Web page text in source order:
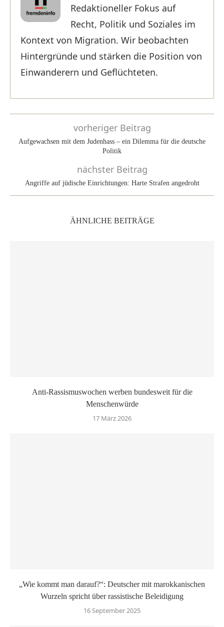
Redaktioneller Fokus auf
Recht, Politik und Soziales im
Kontext von Migration. Wir beobachten
Hintergründe und stärken die Position von
Einwanderern und Geflüchteten.
vorheriger Beitrag
Aufgewachsen mit dem Judenhass – ein Dilemma für die deutsche
Politik
nächster Beitrag
Angriffe auf jüdische Einrichtungen: Harte Strafen angedroht
ÄHNLICHE BEITRÄGE
Anti-Rassismuswochen werben bundesweit für die
Menschenwürde
17 März 2026
„Wie kommt man darauf?“: Deutscher mit marokkanischen
Wurzeln spricht über rassistische Beleidigung
16 September 2025